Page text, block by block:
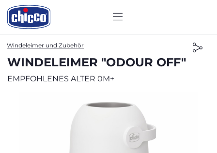
Windeleimer und Zubehör
WINDELEIMER "ODOUR OFF"
EMPFOHLENES ALTER 0M+